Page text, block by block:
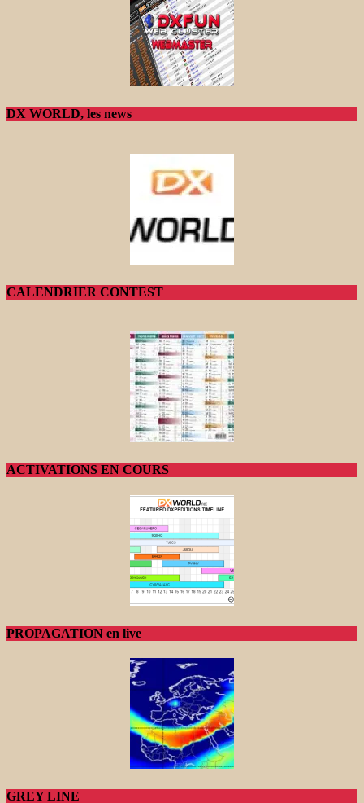
DX WORLD, les news
CALENDRIER CONTEST
ACTIVATIONS EN COURS
PROPAGATION en live
GREY LINE